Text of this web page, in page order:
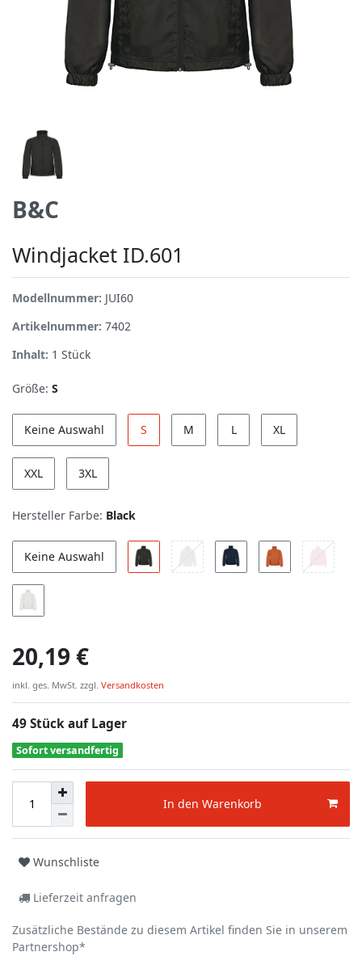
B&C
Windjacket ID.601
Modellnummer: JUI60
Artikelnummer: 7402
Inhalt: 1 Stück
Größe: S
Keine Auswahl S M L XL
XXL 3XL
Hersteller Farbe: Black
Keine Auswahl
20,19 €
inkl. ges. MwSt. zzgl. Versandkosten
49 Stück auf Lager
Sofort versandfertig
In den Warenkorb
Wunschliste
Lieferzeit anfragen
Zusätzliche Bestände zu diesem Artikel finden Sie in unserem
Partnershop*